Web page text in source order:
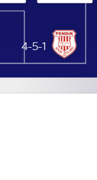
Pendikspor
4-5-1